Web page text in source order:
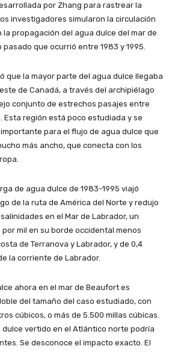
por Zhang para rastrear la
investigadores simularon la circulación
la propagación del agua dulce del mar de
que ocurrió entre 1983 y 1995.
que la mayor parte del agua dulce llegaba
de Canadá, a través del archipiélago
conjunto de estrechos pasajes entre
Esta región está poco estudiada y se
para el flujo de agua dulce que
más ancho, que conecta con los
de agua dulce de 1983-1995 viajó
de la ruta de América del Norte y redujo
en el Mar de Labrador, un
mil en su borde occidental menos
de Terranova y Labrador, y de 0,4
la corriente de Labrador.
ahora en el mar de Beaufort es
del tamaño del caso estudiado, con
cúbicos, o más de 5.500 millas cúbicas.
dulce vertido en el Atlántico norte podría
Se desconoce el impacto exacto. El